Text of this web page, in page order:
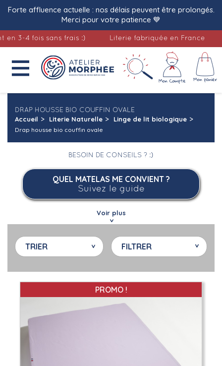
Forte affluence actuelle : nos délais peuvent être prolongés.
Merci pour votre patience 💙
3-4 fois sans frais :) Literie fabriquée en France

DRAP HOUSSE BIO COUFFIN OVALE
Accueil Literie Naturelle Linge de lit biologique
Drap housse bio couffin ovale
BESOIN DE CONSEILS ? :)
QUEL MATELAS ME CONVIENT ?
Suivez le guide
Voir plus
TRIER FILTRER
PROMO !